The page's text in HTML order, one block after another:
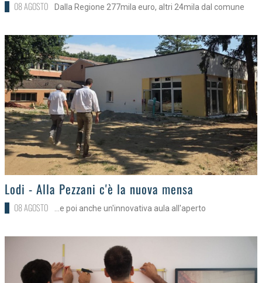
08 AGOSTO Dalla Regione 277mila euro, altri 24mila dal comune
>Lodi - Alla Pezzani c'è la nuova mensa
08 AGOSTO ...e poi anche un'innovativa aula all'aperto